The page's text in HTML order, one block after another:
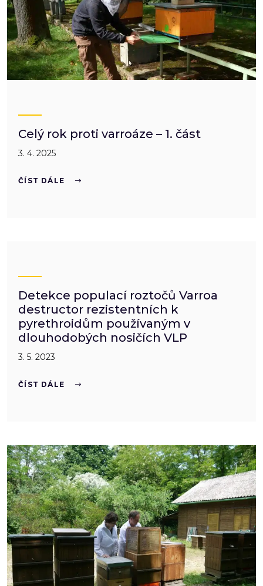
Celý rok proti varroáze – 1. část
3. 4. 2025
ČÍST DÁLE
Detekce populací roztočů Varroa
destructor rezistentních k
pyrethroidům používaným v
dlouhodobých nosičích VLP
3. 5. 2023
ČÍST DÁLE